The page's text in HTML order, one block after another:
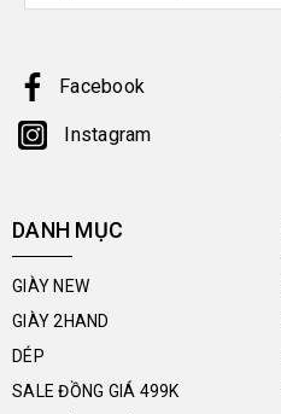
Facebook
Instagram
DANH MỤC
GIÀY NEW
GIÀY 2HAND
DÉP
SALE ĐỒNG GIÁ 499K